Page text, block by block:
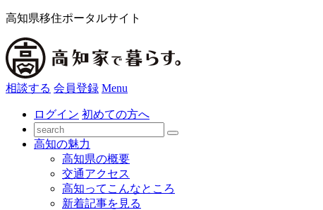
高知県移住ポータルサイト
相談する 会員登録 Menu
ログイン 初めての方へ
高知の魅力
高知県の概要
交通アクセス
高知ってこんなところ
新着記事を見る